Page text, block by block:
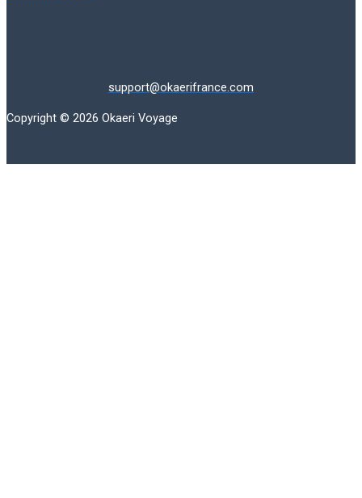
support@okaerifrance.com
Copyright © 2026 Okaeri Voyage